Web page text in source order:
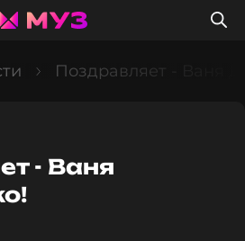
Поздравляет - Ваня
- Ваня